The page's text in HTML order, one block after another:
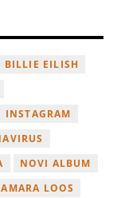
BILLIE EILISH
INSTAGRAM
NOVI ALBUM
LOOS